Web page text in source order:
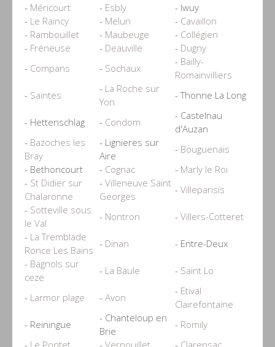
- Méricourt - Esbly
- Iwuy
- Le Raincy - Melun - Cavaillon
- Rambouillet - Maubeuge - Collégien
- Fréneuse - Deauville - Dugny
- Compans - Sochaux
- Bailly-
Romainvilliers
- Saintes
- La Roche sur
Yon
- Thonne La Long
- Hettenschlag - Condom
- Castelnau
d'Auzan
- Bazoches les
Bray
- Lignieres sur
Aire
- Bouguenais
- Bethoncourt
- Cognac - Marly le Roi
- St Didier sur
Chalaronne
- Villeneuve Saint
Georges
- Villeparisis
- Sotteville sous
le Val
- Nontron - Villers-Cotteret
- La Tremblade
Ronce Les Bains
- Dinan
- Entre-Deux
- Bagnols sur
ceze
- La Baule - Saint Lo
- Larmor plage - Avon
- Etival
Clairefontaine
- Reiningue
- Chanteloup en
Brie
- Romily
- Le Pontet - Vernouillet - Clarensac